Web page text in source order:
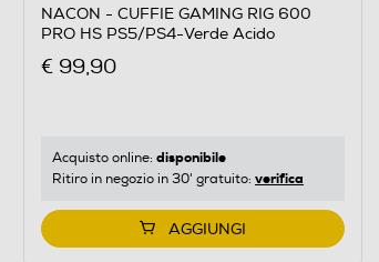
NACON - CUFFIE GAMING RIG 600
PRO HS PS5/PS4-Verde Acido
€ 99,90
Acquisto online: disponibile
Ritiro in negozio in 30' gratuito: verifica
AGGIUNGI